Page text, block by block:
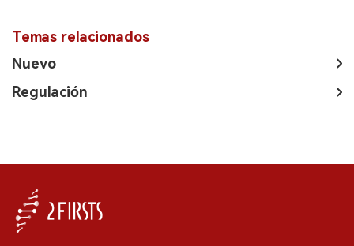
Temas relacionados
Nuevo
Regulación